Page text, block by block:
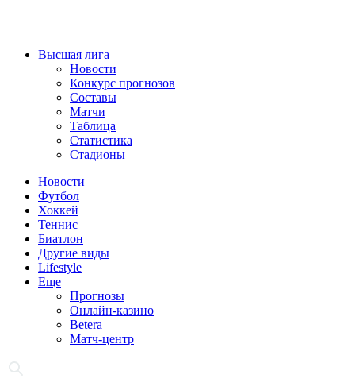
Высшая лига
Новости
Конкурс прогнозов
Составы
Матчи
Таблица
Статистика
Стадионы
Новости
Футбол
Хоккей
Теннис
Биатлон
Другие виды
Lifestyle
Еще
Прогнозы
Онлайн-казино
Betera
Матч-центр